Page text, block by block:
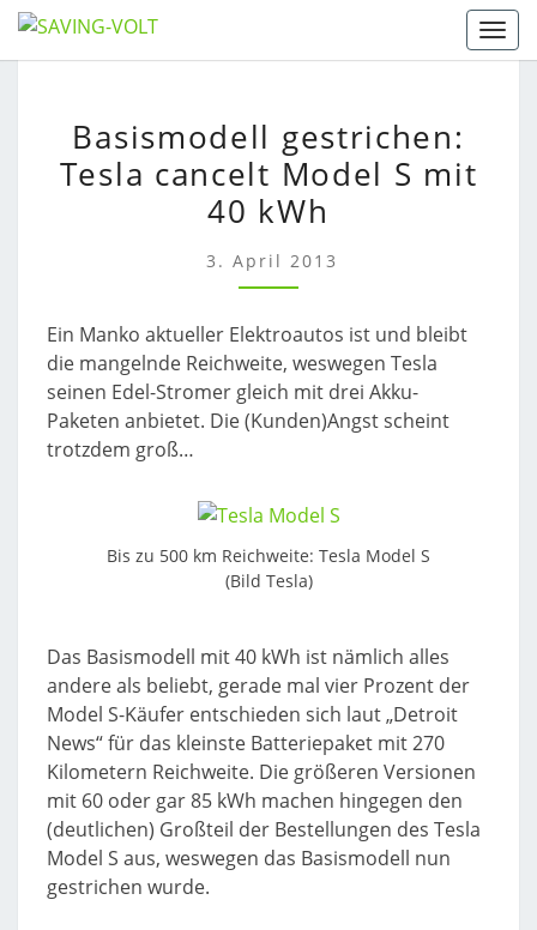
Skip
to
GESTRICHEN:
TESLA
CANCELT
MODEL
S
MIT
KWH
Basismodell gestrichen:
Tesla cancelt Model S mit
40 kWh
3. April 2013
Ein Manko aktueller Elektroautos ist und bleibt
die mangelnde Reichweite, weswegen Tesla
seinen Edel-Stromer gleich mit drei Akku-
Paketen anbietet. Die (Kunden)Angst scheint
trotzdem groß…
Bis zu 500 km Reichweite: Tesla Model S
(Bild Tesla)
Das Basismodell mit 40 kWh ist nämlich alles
andere als beliebt, gerade mal vier Prozent der
Model S-Käufer entschieden sich laut „Detroit
News“ für das kleinste Batteriepaket mit 270
Kilometern Reichweite. Die größeren Versionen
mit 60 oder gar 85 kWh machen hingegen den
(deutlichen) Großteil der Bestellungen des Tesla
Model S aus, weswegen das Basismodell nun
gestrichen wurde.